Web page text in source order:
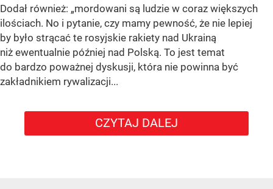
Dodał również: „mordowani są ludzie w coraz większych
ilościach. No i pytanie, czy mamy pewność, że nie lepiej
by było strącać te rosyjskie rakiety nad Ukrainą
niż ewentualnie później nad Polską. To jest temat
do bardzo poważnej dyskusji, która nie powinna być
zakładnikiem rywalizacji...
CZYTAJ DALEJ